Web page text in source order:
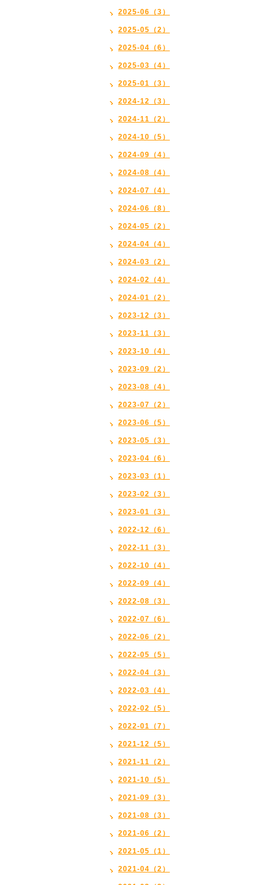
2025-06（3）
2025-05（2）
2025-04（6）
2025-03（4）
2025-01（3）
2024-12（3）
2024-11（2）
2024-10（5）
2024-09（4）
2024-08（4）
2024-07（4）
2024-06（8）
2024-05（2）
2024-04（4）
2024-03（2）
2024-02（4）
2024-01（2）
2023-12（3）
2023-11（3）
2023-10（4）
2023-09（2）
2023-08（4）
2023-07（2）
2023-06（5）
2023-05（3）
2023-04（6）
2023-03（1）
2023-02（3）
2023-01（3）
2022-12（6）
2022-11（3）
2022-10（4）
2022-09（4）
2022-08（3）
2022-07（6）
2022-06（2）
2022-05（5）
2022-04（3）
2022-03（4）
2022-02（5）
2022-01（7）
2021-12（5）
2021-11（2）
2021-10（5）
2021-09（3）
2021-08（3）
2021-06（2）
2021-05（1）
2021-04（2）